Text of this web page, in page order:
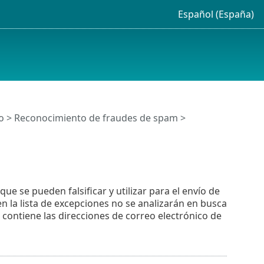
Español (España)
> Reconocimiento de fraudes de spam >
se pueden falsificar y utilizar para el envío de
lista de excepciones no se analizarán en busca
las direcciones de correo electrónico de